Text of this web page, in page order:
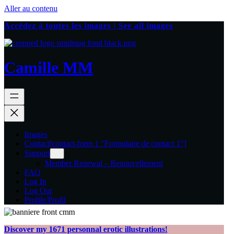
Aller au contenu
Accédez à toutes les images | See all images
Camille MM
Images
Contact[contact-form 1 "Formulaire de contact 1"]
Support
Member Renewal – Renouvellement
FAQ
Log In
Log Out
Profile/Profil
Discover my 1671 personnal erotic illustrations!